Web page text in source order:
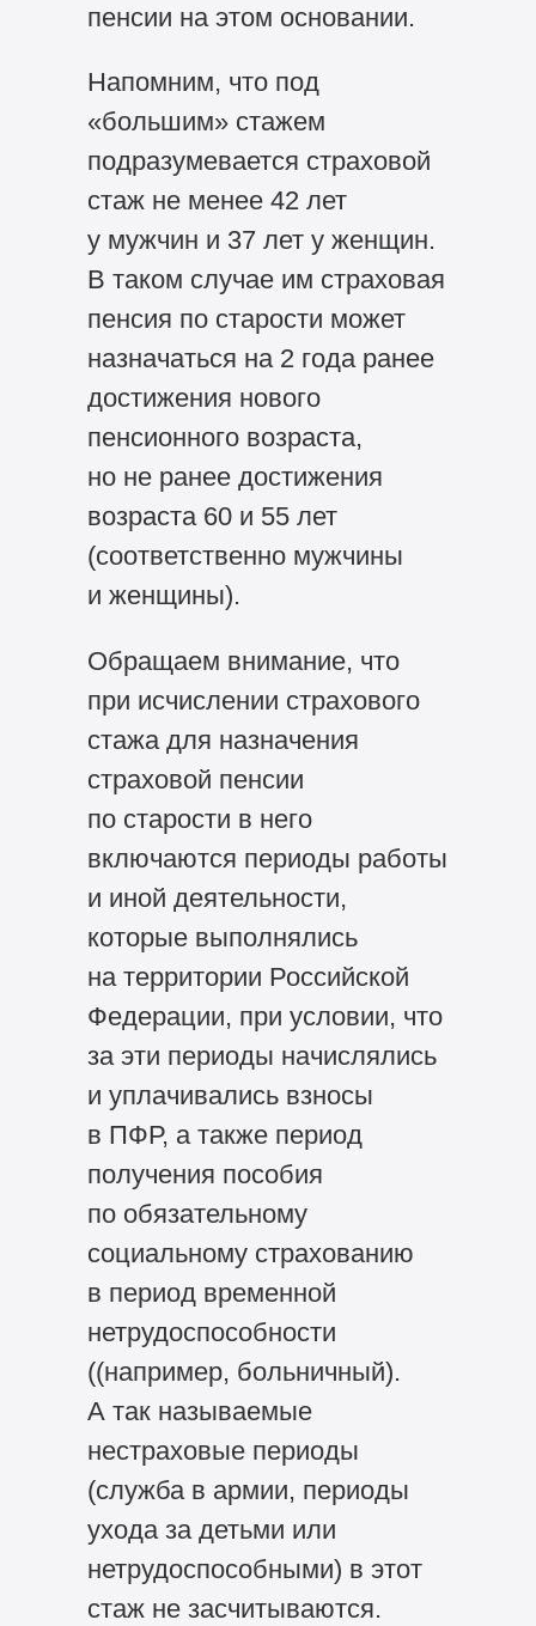
пенсии на этом основании.
Напомним, что под
«большим» стажем
подразумевается страховой
стаж не менее 42 лет
у мужчин и 37 лет у женщин.
В таком случае им страховая
пенсия по старости может
назначаться на 2 года ранее
достижения нового
пенсионного возраста,
но не ранее достижения
возраста 60 и 55 лет
(соответственно мужчины
и женщины).
Обращаем внимание, что
при исчислении страхового
стажа для назначения
страховой пенсии
по старости в него
включаются периоды работы
и иной деятельности,
которые выполнялись
на территории Российской
Федерации, при условии, что
за эти периоды начислялись
и уплачивались взносы
в ПФР, а также период
получения пособия
по обязательному
социальному страхованию
в период временной
нетрудоспособности
((например, больничный).
А так называемые
нестраховые периоды
(служба в армии, периоды
ухода за детьми или
нетрудоспособными) в этот
стаж не засчитываются.